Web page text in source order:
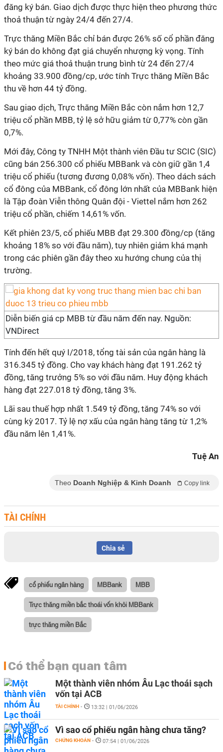
đăng ký bán. Giao dịch được thực hiện theo phương thức
thoả thuận từ ngày 24/4 đến 27/4.
Trực thăng Miền Bắc chỉ bán được 26% số cổ phần đăng
ký bán do không đạt giá chuyển nhượng kỳ vọng. Tính
theo mức giá thoả thuận trung bình từ 24 đến 27/4
khoảng 33.900 đồng/cp, ước tính Trực thăng Miền Bắc
thu về hơn 44 tỷ đồng.
Sau giao dịch, Trực thăng Miền Bắc còn nắm hơn 12,7
triệu cổ phần MBB, tỷ lệ sở hữu giảm từ 0,77% còn gần
0,7%.
Mới đây, Công ty TNHH Một thành viên Đầu tư SCIC (SIC)
cũng bán 256.300 cổ phiếu MBBank và còn giữ gần 1,4
triệu cổ phiếu (tương đương 0,08% vốn). Theo dách sách
cổ đông của MBBank, cổ đông lớn nhất của MBBank hiện
là Tập đoàn Viễn thông Quân đội - Viettel nắm hơn 262
triệu cổ phần, chiếm 14,61% vốn.
Kết phiên 23/5, cổ phiếu MBB đạt 29.300 đồng/cp (tăng
khoảng 18% so với đầu năm), tuy nhiên giảm khá mạnh
trong các phiên gần đây theo xu hướng chung của thị
trường.
Diễn biến giá cp MBB từ đầu năm đến nay. Nguồn:
VNDirect
Tính đến hết quý I/2018, tổng tài sản của ngân hàng là
316.345 tỷ đồng. Cho vay khách hàng đạt 191.262 tỷ
đồng, tăng trưởng 5% so với đầu năm. Huy động khách
hàng đạt 227.018 tỷ đồng, tăng 3%.
Lãi sau thuế hợp nhất 1.549 tỷ đồng, tăng 74% so với
cùng kỳ 2017. Tỷ lệ nợ xấu của ngân hàng tăng từ 1,2%
đầu năm lên 1,41%.
Tuệ An
Theo Doanh Nghiệp & Kinh Doanh Copy link
TÀI CHÍNH
Chia sẻ
cổ phiếu ngân hàng MBBank MBB
Trực thăng miền bắc thoái vốn khỏi MBBank
trực thăng miền Bắc
Có thể bạn quan tâm
Một thành viên nhóm Âu Lạc thoái sạch
vốn tại ACB
TÀI CHÍNH - 13:32 | 01/06/2026
Vì sao cổ phiếu ngân hàng chưa tăng?
CHỨNG KHOÁN - 07:54 | 01/06/2026